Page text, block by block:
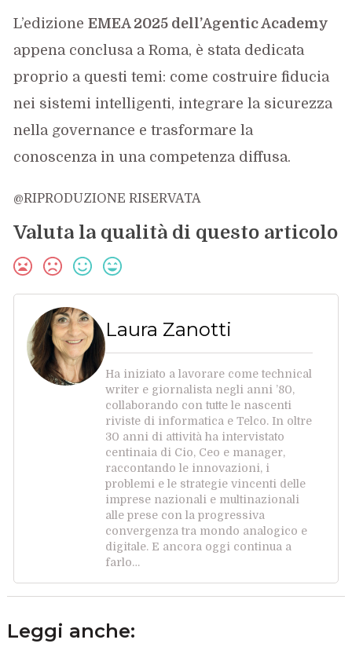
L’edizioneEMEA 2025 dell’Agentic Academy
appena conclusa a Roma, è stata dedicata
proprio a questi temi: come costruire fiducia
nei sistemi intelligenti, integrare la sicurezza
nella governance e trasformare la
conoscenza in una competenza diffusa.
@RIPRODUZIONE RISERVATA
Valuta la qualità di questo articolo
Laura Zanotti
Ha iniziato a lavorare come technical
writer e giornalista negli anni ’80,
collaborando con tutte le nascenti
riviste di informatica e Telco. In oltre
30 anni di attività ha intervistato
centinaia di Cio, Ceo e manager,
raccontando le innovazioni, i
problemi e le strategie vincenti delle
imprese nazionali e multinazionali
alle prese con la progressiva
convergenza tra mondo analogico e
digitale. E ancora oggi continua a
farlo…
Leggi anche: